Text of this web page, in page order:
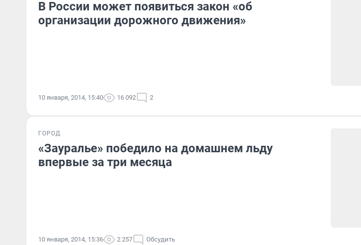
В России может появиться закон «об
организации дорожного движения»
10 января, 2014, 15:40 16 092 2
ГОРОД
«Зауралье» победило на домашнем льду
впервые за три месяца
10 января, 2014, 15:36 2 257 Обсудить